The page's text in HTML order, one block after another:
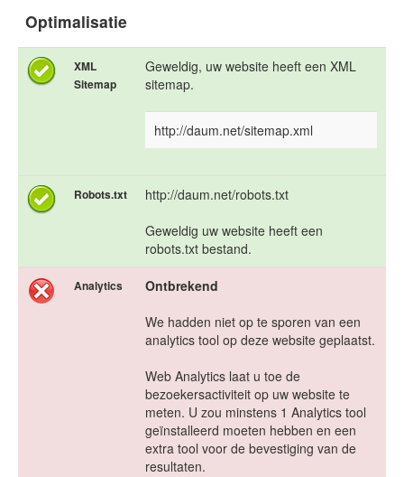
Optimalisatie
XML
Sitemap
Geweldig, uw website heeft een XML
sitemap.
http://daum.net/sitemap.xml
Robots.txt
http://daum.net/robots.txt
Geweldig uw website heeft een
robots.txt bestand.
Analytics
Ontbrekend
We hadden niet op te sporen van een
analytics tool op deze website geplaatst.
Web Analytics laat u toe de
bezoekersactiviteit op uw website te
meten. U zou minstens 1 Analytics tool
geïnstalleerd moeten hebben en een
extra tool voor de bevestiging van de
resultaten.